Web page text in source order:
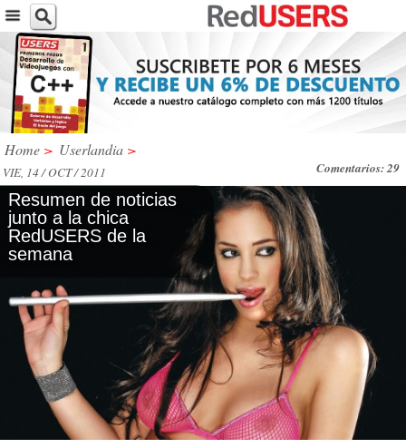
Home > Userlandia >
Comentarios: 29
VIE, 14 / OCT / 2011
Resumen de noticias
junto a la chica
RedUSERS de la
semana